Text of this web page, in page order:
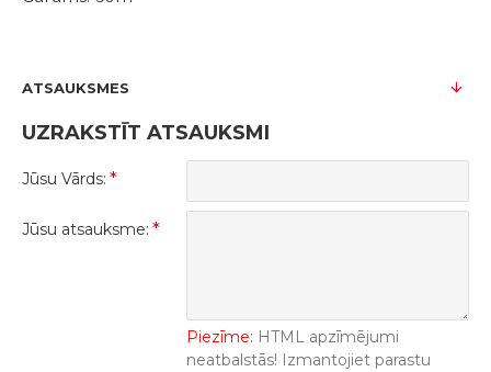
ATSAUKSMES
UZRAKSTĪT ATSAUKSMI
Jūsu Vārds:
Jūsu atsauksme:
Piezīme: HTML apzīmējumi
neatbalstās! Izmantojiet parastu